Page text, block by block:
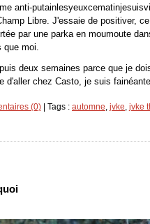
anti-
Libre. J'essaie de positiver,
par une parka en moumoute
moi.
deux semaines parce que je
d'aller chez Casto, je suis
(0) | Tags : automne jvke jvke